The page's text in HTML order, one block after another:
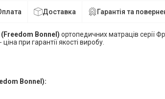
Доставка Гарантія та
(Freedom Bonnel) ортопедичних матраців серії
- ціна при гарантії якості виробу.
Bonnel):